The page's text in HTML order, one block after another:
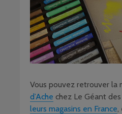
Vous pouvez retrouver la
d’Ache chez Le Géant
leurs magasins en France,